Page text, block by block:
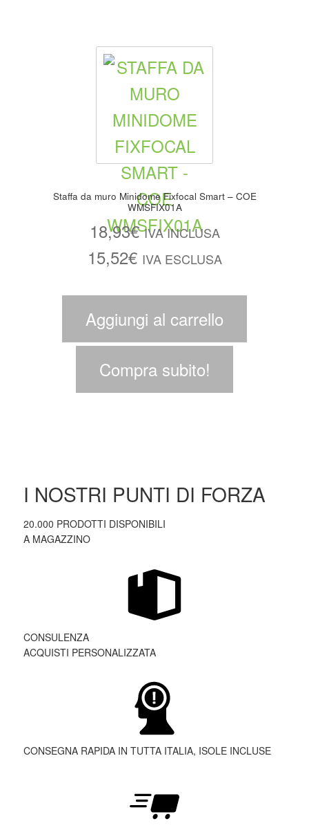
Staffa da muro Minidome Fixfocal Smart – COE
WMSFIX01A
18,93€ IVA INCLUSA
15,52€ IVA ESCLUSA
Aggiungi al carrello
Compra subito!
I NOSTRI PUNTI DI FORZA
20.000 PRODOTTI DISPONIBILI
A MAGAZZINO
CONSULENZA
ACQUISTI PERSONALIZZATA
CONSEGNA RAPIDA IN TUTTA ITALIA, ISOLE INCLUSE